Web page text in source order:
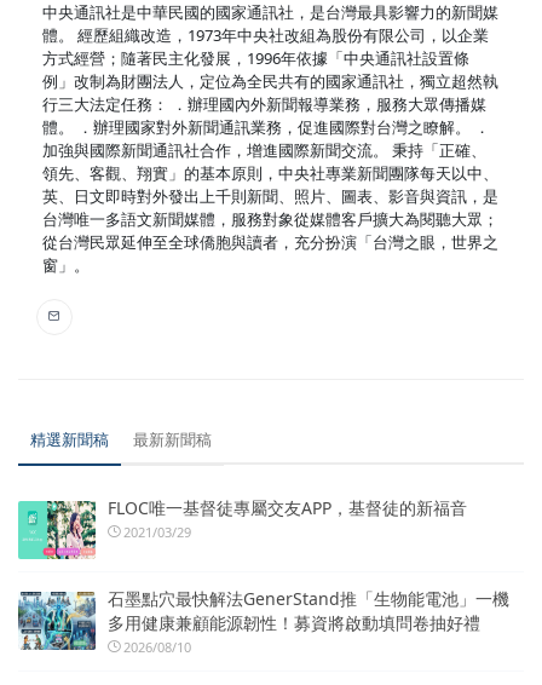
中央通訊社是中華民國的國家通訊社，是台灣最具影響力的新聞媒
體。 經歷組織改造，1973年中央社改組為股份有限公司，以企業
方式經營；隨著民主化發展，1996年依據「中央通訊社設置條
例」改制為財團法人，定位為全民共有的國家通訊社，獨立超然執
行三大法定任務： ．辦理國內外新聞報導業務，服務大眾傳播媒
體。 ．辦理國家對外新聞通訊業務，促進國際對台灣之瞭解。 ．
加強與國際新聞通訊社合作，增進國際新聞交流。 秉持「正確、
領先、客觀、翔實」的基本原則，中央社專業新聞團隊每天以中、
英、日文即時對外發出上千則新聞、照片、圖表、影音與資訊，是
台灣唯一多語文新聞媒體，服務對象從媒體客戶擴大為閱聽大眾；
從台灣民眾延伸至全球僑胞與讀者，充分扮演「台灣之眼，世界之
窗」。
精選新聞稿 最新新聞稿
FLOC唯一基督徒專屬交友APP，基督徒的新福音
2021/03/29
石墨點穴最快解法GenerStand推「生物能電池」一機
多用健康兼顧能源韌性！募資將啟動填問卷抽好禮
2026/08/10